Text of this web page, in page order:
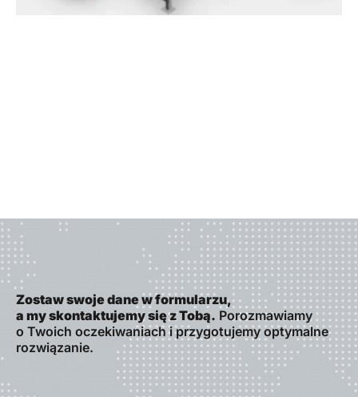
Zostaw swoje dane w formularzu,
a my skontaktujemy się z Tobą. Porozmawiamy
o Twoich oczekiwaniach i przygotujemy optymalne
rozwiązanie.